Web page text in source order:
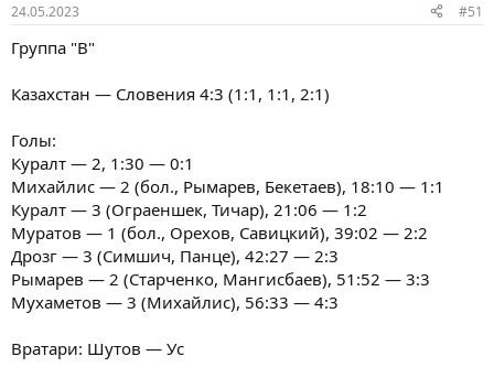
24.05.2023 #51
Группа "В"
Казахстан — Словения 4:3 (1:1, 1:1, 2:1)
Голы:
Куралт — 2, 1:30 — 0:1
Михайлис — 2 (бол., Рымарев, Бекетаев), 18:10 — 1:1
Куралт — 3 (Ограеншек, Тичар), 21:06 — 1:2
Муратов — 1 (бол., Орехов, Савицкий), 39:02 — 2:2
Дрозг — 3 (Симшич, Панце), 42:27 — 2:3
Рымарев — 2 (Старченко, Мангисбаев), 51:52 — 3:3
Мухаметов — 3 (Михайлис), 56:33 — 4:3
Вратари: Шутов — Ус